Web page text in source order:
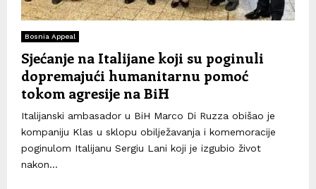
Bosnia Appeal
Sjećanje na Italijane koji su poginuli
dopremajući humanitarnu pomoć
tokom agresije na BiH
Italijanski ambasador u BiH Marco Di Ruzza obišao je
kompaniju Klas u sklopu obilježavanja i komemoracije
poginulom Italijanu Sergiu Lani koji je izgubio život
nakon...